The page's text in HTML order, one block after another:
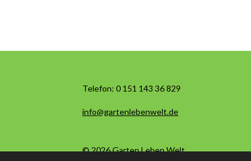
Telefon: 0 151 143 36 829
info@gartenlebenwelt.de
© 2026 Garten Leben Welt